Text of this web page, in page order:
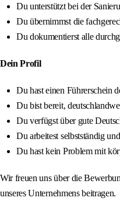
Du unterstützt bei der
Du übernimmst die
Du dokumentierst alle
Dein Profil
Du hast einen Führerschein
Du bist bereit,
Du verfügst über gute
Du arbeitest selbstständig
Du hast kein Problem mit
Wir freuen uns über die
unseres Unternehmens beitragen.